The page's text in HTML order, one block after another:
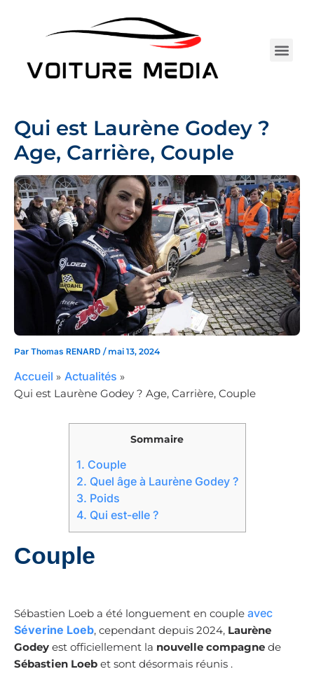
Qui est Laurène Godey ?
Age, Carrière, Couple
Par Thomas RENARD / mai 13, 2024
Accueil Actualités
Qui est Laurène Godey ? Age, Carrière, Couple
Sommaire
1. Couple
2. Quel âge à Laurène Godey ?
3. Poids
4. Qui est-elle ?
Couple
Sébastien Loeb a été longuement en couple avec
Séverine Loeb, cependant depuis 2024, Laurène
Godey est officiellement la nouvelle compagne de
Sébastien Loeb et sont désormais réunis .